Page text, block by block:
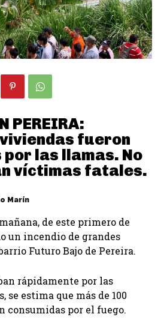
PEREIRA:
fueron
las llamas. No
víctimas fatales.
Marín
de este primero de
un incendio de grandes
Futuro Bajo de Pereira.
rápidamente por las
estima que más de 100
consumidas por el fuego.